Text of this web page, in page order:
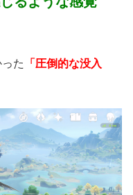
た
「圧倒的な没入